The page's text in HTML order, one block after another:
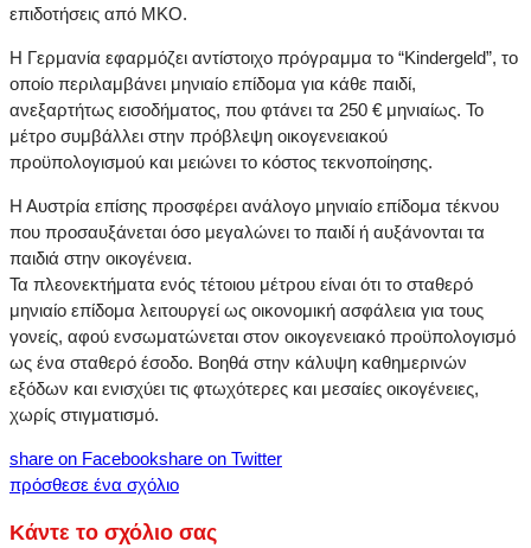
επιδοτήσεις από ΜΚΟ.
Η Γερμανία εφαρμόζει αντίστοιχο πρόγραμμα το “Kindergeld”, το
οποίο περιλαμβάνει μηνιαίο επίδομα για κάθε παιδί,
ανεξαρτήτως εισοδήματος, που φτάνει τα 250 € μηνιαίως. Το
μέτρο συμβάλλει στην πρόβλεψη οικογενειακού
προϋπολογισμού και μειώνει το κόστος τεκνοποίησης.
Η Αυστρία επίσης προσφέρει ανάλογο μηνιαίο επίδομα τέκνου
που προσαυξάνεται όσο μεγαλώνει το παιδί ή αυξάνονται τα
παιδιά στην οικογένεια.
Τα πλεονεκτήματα ενός τέτοιου μέτρου είναι ότι το σταθερό
μηνιαίο επίδομα λειτουργεί ως οικονομική ασφάλεια για τους
γονείς, αφού ενσωματώνεται στον οικογενειακό προϋπολογισμό
ως ένα σταθερό έσοδο. Βοηθά στην κάλυψη καθημερινών
εξόδων και ενισχύει τις φτωχότερες και μεσαίες οικογένειες,
χωρίς στιγματισμό.
share on Facebookshare on Twitter
πρόσθεσε ένα σχόλιο
Κάντε το σχόλιο σας